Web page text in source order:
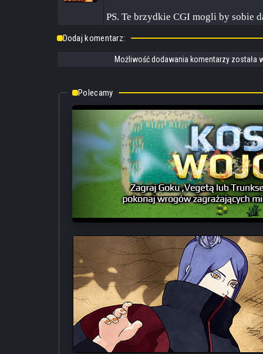
PS. Te brzydkie CGI mogli by sobie
Dodaj komentarz:
Możliwość dodawania komentarzy została
Polecamy